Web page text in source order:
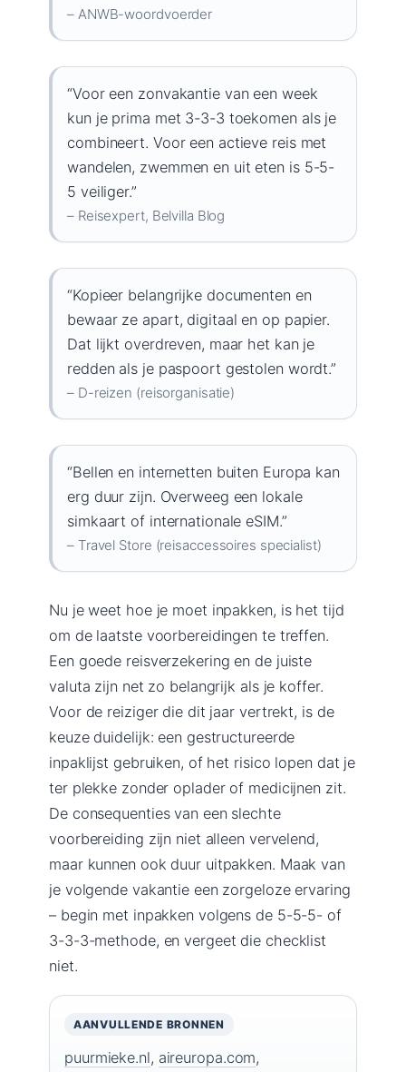
– ANWB-woordvoerder
“Voor een zonvakantie van een week
kun je prima met 3-3-3 toekomen als je
combineert. Voor een actieve reis met
wandelen, zwemmen en uit eten is 5-5-
5 veiliger.”
– Reisexpert, Belvilla Blog
“Kopieer belangrijke documenten en
bewaar ze apart, digitaal en op papier.
Dat lijkt overdreven, maar het kan je
redden als je paspoort gestolen wordt.”
– D-reizen (reisorganisatie)
“Bellen en internetten buiten Europa kan
erg duur zijn. Overweeg een lokale
simkaart of internationale eSIM.”
– Travel Store (reisaccessoires specialist)
Nu je weet hoe je moet inpakken, is het tijd
om de laatste voorbereidingen te treffen.
Een goede reisverzekering en de juiste
valuta zijn net zo belangrijk als je koffer.
Voor de reiziger die dit jaar vertrekt, is de
keuze duidelijk: een gestructureerde
inpaklijst gebruiken, of het risico lopen dat je
ter plekke zonder oplader of medicijnen zit.
De consequenties van een slechte
voorbereiding zijn niet alleen vervelend,
maar kunnen ook duur uitpakken. Maak van
je volgende vakantie een zorgeloze ervaring
– begin met inpakken volgens de 5-5-5- of
3-3-3-methode, en vergeet die checklist
niet.
AANVULLENDE BRONNEN
puurmieke.nl, aireuropa.com,